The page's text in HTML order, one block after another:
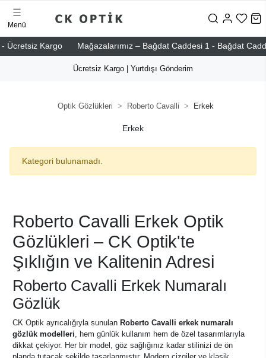
Kargo Mağazalarımız – Bağdat Caddesi 1 - Bağdat
Menü
Ücretsiz Kargo | Yurtdışı Gönderim
Optik Gözlükleri Roberto Cavalli Erkek
Erkek
Kategori bulunamadı.
Roberto Cavalli Erkek Optik
Gözlükleri – CK Optik'te
Şıklığın ve Kalitenin Adresi
Roberto Cavalli Erkek Numaralı
Gözlük
CK Optik ayrıcalığıyla sunulan Roberto Cavalli erkek numaralı
gözlük modelleri, hem günlük kullanım hem de özel tasarımlarıyla
dikkat çekiyor. Her bir model, göz sağlığınız kadar stilinizi de ön